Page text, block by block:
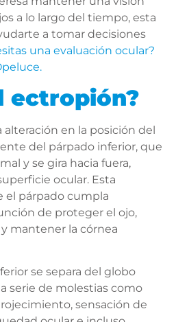
a lo largo del tiempo, esta
a tomar decisiones
una evaluación ocular?
ectropión?
alteración en la posición del
del párpado inferior, que
y se gira hacia fuera,
ocular. Esta
el párpado cumpla
de proteger el ojo,
mantener la córnea
se separa del globo
serie de molestias como
sensación de